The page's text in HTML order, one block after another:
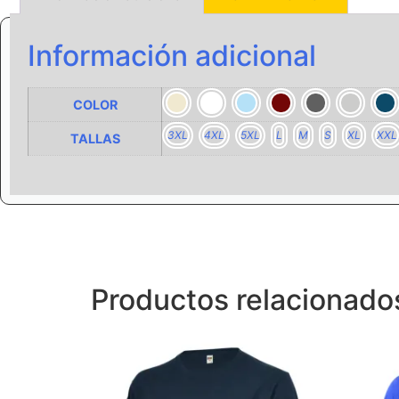
Información adicional
COLOR
TALLAS 3XL 4XL 5XL L M S XL XXL
Productos